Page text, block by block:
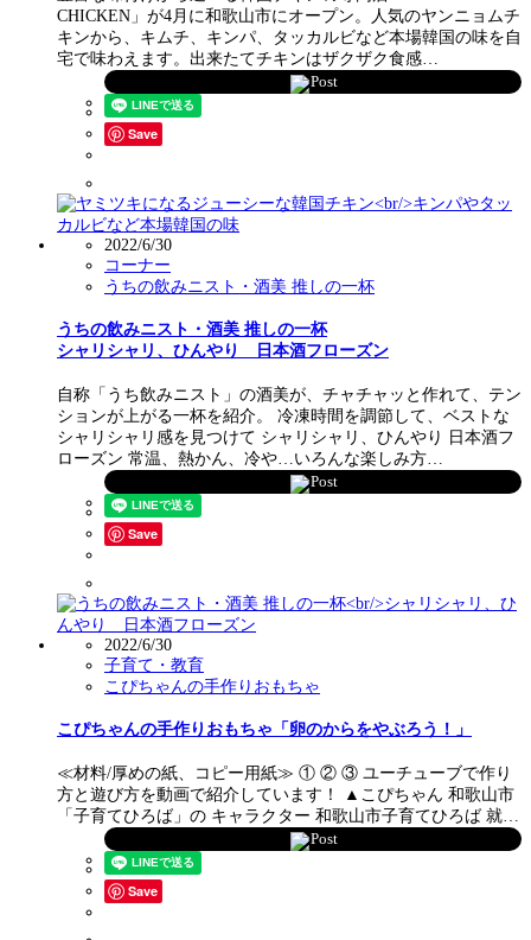
CHICKEN」が4月に和歌山市にオープン。人気のヤンニョムチ
キンから、キムチ、キンパ、タッカルビなど本場韓国の味を自
宅で味わえます。出来たてチキンはザクザク食感…
Post
Save
2022/6/30
コーナー
うちの飲みニスト・酒美 推しの一杯
うちの飲みニスト・酒美 推しの一杯
シャリシャリ、ひんやり 日本酒フローズン
自称「うち飲みニスト」の酒美が、チャチャッと作れて、テン
ションが上がる一杯を紹介。 冷凍時間を調節して、ベストな
シャリシャリ感を見つけて シャリシャリ、ひんやり 日本酒フ
ローズン 常温、熱かん、冷や…いろんな楽しみ方…
Post
Save
2022/6/30
子育て・教育
こぴちゃんの手作りおもちゃ
こぴちゃんの手作りおもちゃ「卵のからをやぶろう！」
≪材料/厚めの紙、コピー用紙≫ ① ② ③ ユーチューブで作り
方と遊び方を動画で紹介しています！ ▲こぴちゃん 和歌山市
「子育てひろば」の キャラクター 和歌山市子育てひろば 就…
Post
Save